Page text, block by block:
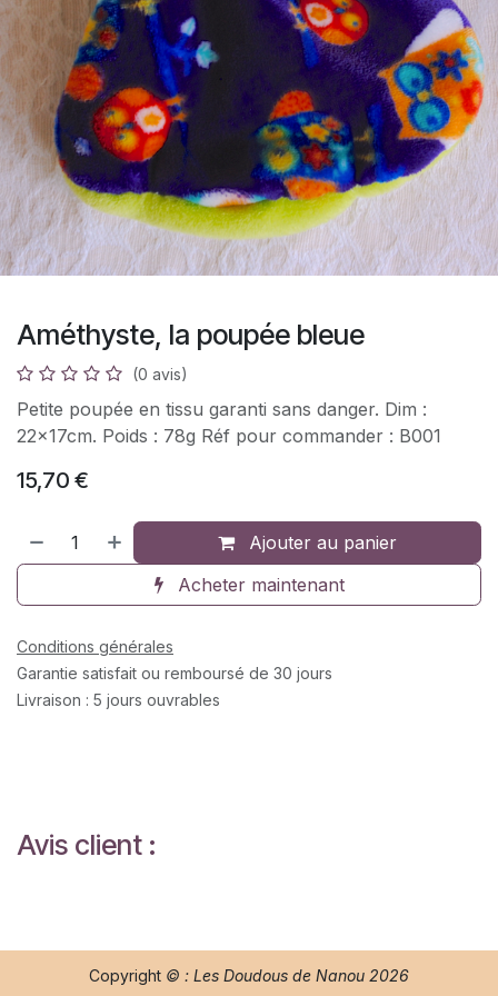
Améthyste, la poupée bleue
(0 avis)
Petite poupée en tissu garanti sans danger. Dim :
22x17cm. Poids : 78g Réf pour commander : B001
15,70 €
Ajouter au panier
Acheter maintenant
Conditions générales
Garantie satisfait ou remboursé de 30 jours
Livraison : 5 jours ouvrables
Avis client :
Copyright © : Les Doudous de Nanou 2026